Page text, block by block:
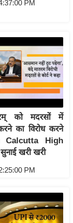
PM
को मदरसों में
का विरोध करने
Calcutta High
खरी खरी
PM